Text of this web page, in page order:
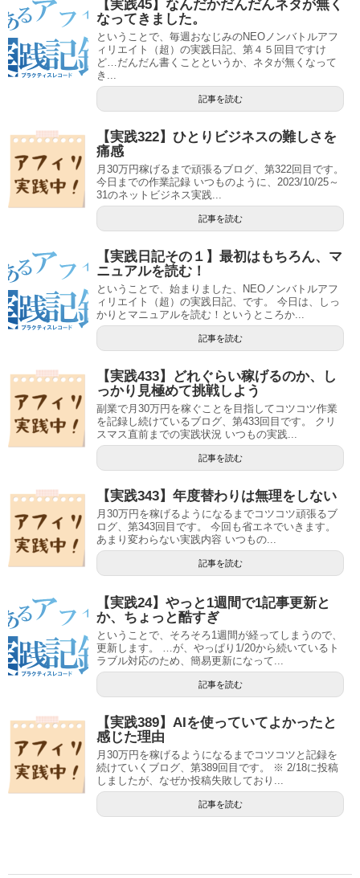
【実践45】なんだかだんだんネタが無く
なってきました。
ということで、毎週おなじみのNEOノンバトルアフ
ィリエイト（超）の実践日記、第４５回目ですけ
ど…だんだん書くことというか、ネタが無くなって
き...
記事を読む
【実践322】ひとりビジネスの難しさを
痛感
月30万円稼げるまで頑張るブログ、第322回目です。
今日までの作業記録 いつものように、2023/10/25～
31のネットビジネス実践...
記事を読む
【実践日記その１】最初はもちろん、マ
ニュアルを読む！
ということで、始まりました、NEOノンバトルアフ
ィリエイト（超）の実践日記、です。 今日は、しっ
かりとマニュアルを読む！というところか...
記事を読む
【実践433】どれぐらい稼げるのか、し
っかり見極めて挑戦しよう
副業で月30万円を稼ぐことを目指してコツコツ作業
を記録し続けているブログ、第433回目です。 クリ
スマス直前までの実践状況 いつもの実践...
記事を読む
【実践343】年度替わりは無理をしない
月30万円を稼げるようになるまでコツコツ頑張るブ
ログ、第343回目です。 今回も省エネでいきます。
あまり変わらない実践内容 いつもの...
記事を読む
【実践24】やっと1週間で1記事更新と
か、ちょっと酷すぎ
ということで、そろそろ1週間が経ってしまうので、
更新します。 …が、やっぱり1/20から続いているト
ラブル対応のため、簡易更新になって...
記事を読む
【実践389】AIを使っていてよかったと
感じた理由
月30万円を稼げるようになるまでコツコツと記録を
続けていくブログ、第389回目です。 ※ 2/18に投稿
しましたが、なぜか投稿失敗しており...
記事を読む